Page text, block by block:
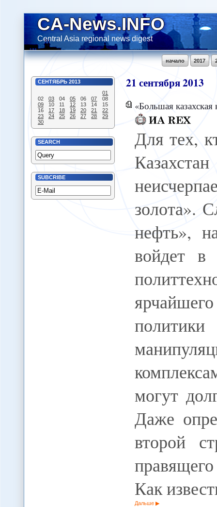
CA-News.INFO
Central Asia regional news digest
2017
начало
СЕНТЯБРЬ 2013
01
02
03 04 05 06 07
08
09
10 11 12 13 14
15
16
17 18 19 20 21
22
23
24 25 26 27 28
29
30
SEARCH
SUBCRIBE
21сентября2013
«Большая
Для тех,
золота».
нефть»,
войдет в
могут
Даже
второй
Как
Дальше